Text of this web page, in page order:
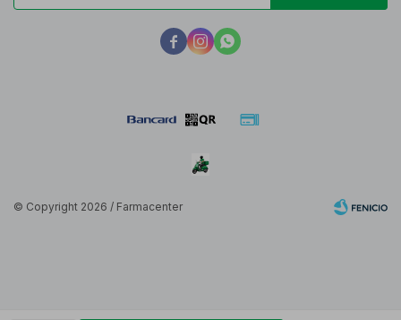
  
© Copyright 2026 / Farmacenter